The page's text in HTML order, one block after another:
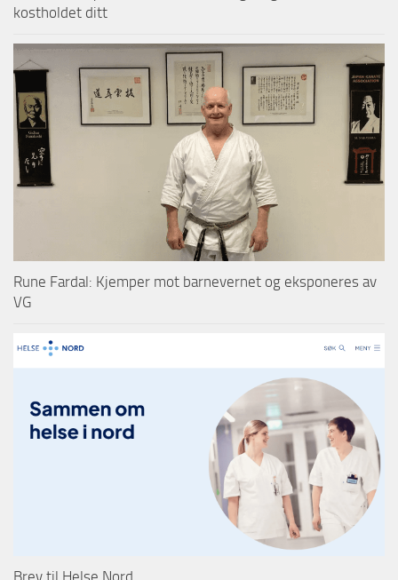
kostholdet ditt
Rune Fardal: Kjemper mot barnevernet og eksponeres av
VG